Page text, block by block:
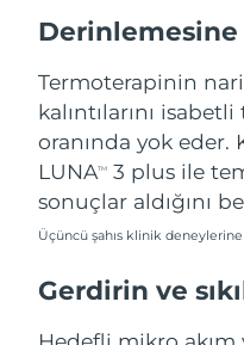
Termoterapinin
kalıntılarını
oranında yok eder.
LUNATM
3 plus ile
sonuçlar aldığını
Üçüncü şahıs klinik deneylerine
Gerdirin ve
Meksika
Monako
Hollanda
Yeni Zelanda